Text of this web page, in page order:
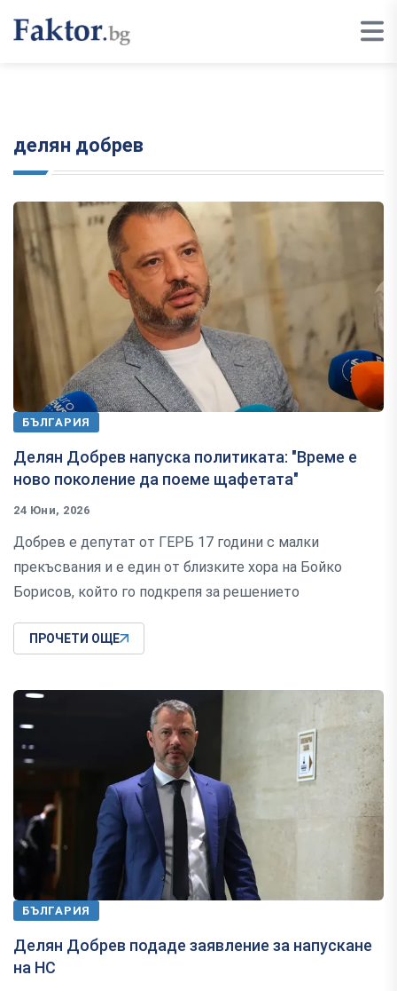
делян добрев
БЪЛГАРИЯ
Делян Добрев напуска политиката: "Време е
ново поколение да поеме щафетата"
24 Юни, 2026
Добрев е депутат от ГЕРБ 17 години с малки
прекъсвания и е един от близките хора на Бойко
Борисов, който го подкрепя за решението
ПРОЧЕТИ ОЩЕ
БЪЛГАРИЯ
Делян Добрев подаде заявление за напускане
на НС